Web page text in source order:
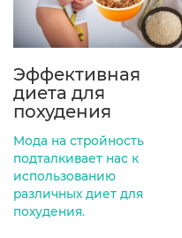
Эффективная
диета для
похудения
Мода на стройность
подталкивает нас к
использованию
различных диет для
похудения.